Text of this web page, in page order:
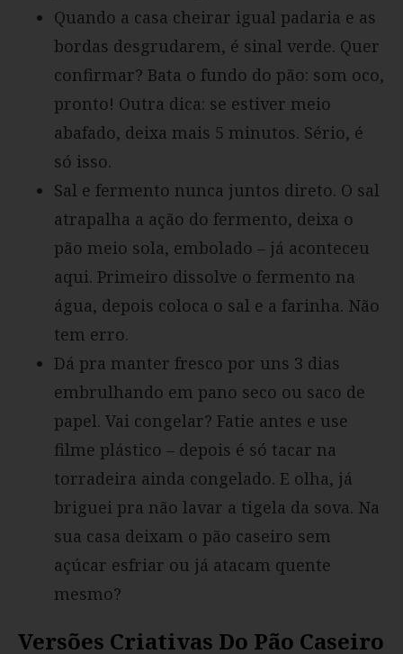
Quando a casa cheirar igual padaria e as
bordas desgrudarem, é sinal verde. Quer
confirmar? Bata o fundo do pão: som oco,
pronto! Outra dica: se estiver meio
abafado, deixa mais 5 minutos. Sério, é
só isso.
Sal e fermento nunca juntos direto. O sal
atrapalha a ação do fermento, deixa o
pão meio sola, embolado – já aconteceu
aqui. Primeiro dissolve o fermento na
água, depois coloca o sal e a farinha. Não
tem erro.
Dá pra manter fresco por uns 3 dias
embrulhando em pano seco ou saco de
papel. Vai congelar? Fatie antes e use
filme plástico – depois é só tacar na
torradeira ainda congelado. E olha, já
briguei pra não lavar a tigela da sova. Na
sua casa deixam o pão caseiro sem
açúcar esfriar ou já atacam quente
mesmo?
Versões Criativas Do Pão Caseiro